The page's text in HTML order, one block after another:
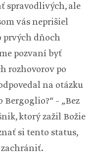
spravodlivých, ale
vás neprišiel
prvých dňoch
pozvaní byť
rozhovorov po
na otázku
– „Bez
ktorý zažil Božie
si tento status,